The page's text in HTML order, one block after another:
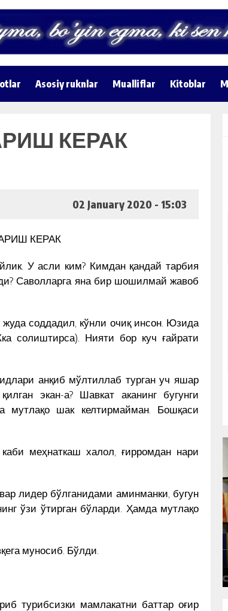
Asosiy ruknlar Mualliflar Kitoblar
КЕРАК
02 January 2020 - 15:03
КЕРАК
У асли ким? Кимдан қандай тарбия
Саволларга яна бир шошилмай жавоб
соддадил, кўнли очиқ инсон. Юзида
солиштирса). Нияти бор куч ғайрати
анқиб мўлтиллаб турган уч яшар
экан-а? Шавкат аканинг бугунги
мутлақо шак келтирмайман. Бошқаси
меҳнаткаш халол, ғирромдан нари
лидер бўлганидами аминманки, бугун
ўзи ўтирган бўларди. Ҳамда мутлақо
муносиб. Бўлди.
турибсизки мамлакатни баттар оғир
КУН ЯНГИЛИКЛАРИ
РАССОМ ОХУНОВ ТОШКЕНТ
ЯCАГАН ҲАЙКАЛНИ ЎРНАТИШНИ
ТАКЛИФ ҚИЛДИ